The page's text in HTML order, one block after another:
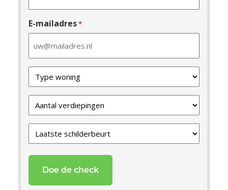
E-mailadres*
van
uw
woning
*
Verdiepingen
schilderbeurt